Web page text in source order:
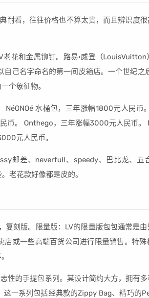
耐看，往往价格也不算太贵，而且辨识度
花和金属铆钉。路易·威登（
己名字命名的第一间皮箱店。一个世纪之
个象征物。
NéONOé 水桶包，三年涨幅1800元人民币
币。 Onthego，三年涨幅3000元人民币。
元人民币。
邮差、neverfull、speedy、巴比龙、五
老花款好像都是皮的。
复刻版。限量版：LV的限量版包包通常是
店或一些高端百货公司进行限量销售。特
性的手提包系列。其设计简约大方，拥有
一系列包括经典款的Zippy Bag、精巧的